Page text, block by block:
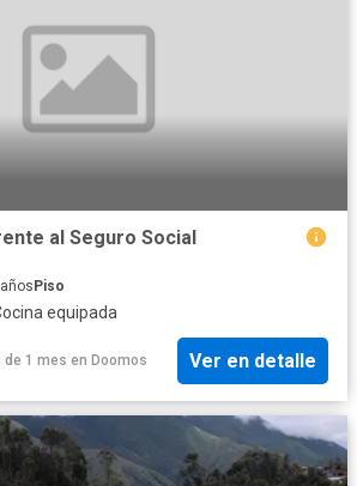
al Seguro Social
Piso
equipada
1 mes en Doomos Ver en detalle